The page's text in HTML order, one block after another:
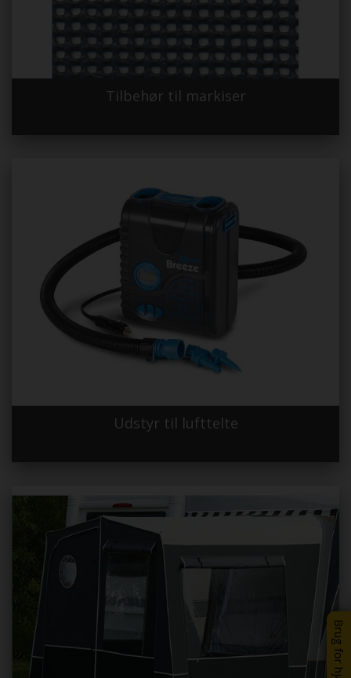
Brug for hjælp?
Tilbehør til markiser
Udstyr til lufttelte